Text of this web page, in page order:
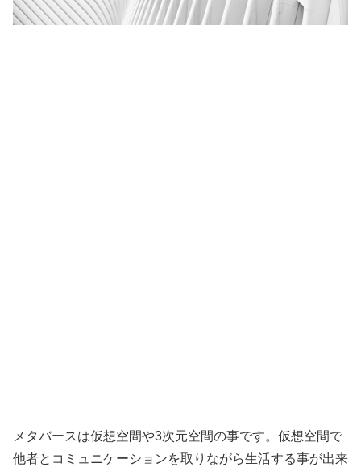
メタバースは仮想空間や3次元空間の事です。仮想空間で
他者とコミュニケーションを取りながら生活する事が出来